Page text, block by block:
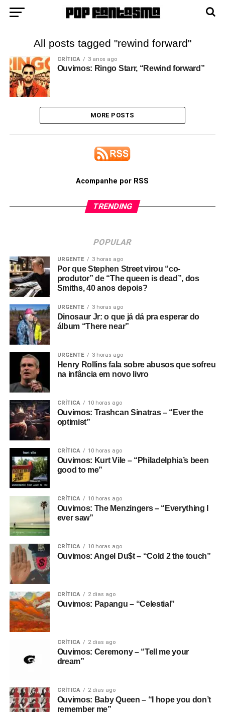
All posts tagged "rewind forward"
CRÍTICA 3 anos ago
Ouvimos: Ringo Starr, “Rewind forward”
MORE POSTS
Acompanhe por RSS
TRENDING
POPULAR
URGENTE 3 horas ago
Por que Stephen Street virou “co-
produtor” de “The queen is dead”, dos
Smiths, 40 anos depois?
URGENTE 3 horas ago
Dinosaur Jr: o que já dá pra esperar do
álbum “There near”
URGENTE 3 horas ago
Henry Rollins fala sobre abusos que sofreu
na infância em novo livro
CRÍTICA 10 horas ago
Ouvimos: Trashcan Sinatras – “Ever the
optimist”
CRÍTICA 10 horas ago
Ouvimos: Kurt Vile – “Philadelphia’s been
good to me”
CRÍTICA 10 horas ago
Ouvimos: The Menzingers – “Everything I
ever saw”
CRÍTICA 10 horas ago
Ouvimos: Angel Du$t – “Cold 2 the touch”
CRÍTICA 2 dias ago
Ouvimos: Papangu – “Celestial”
CRÍTICA 2 dias ago
Ouvimos: Ceremony – “Tell me your
dream”
CRÍTICA 2 dias ago
Ouvimos: Baby Queen – “I hope you don’t
remember me”